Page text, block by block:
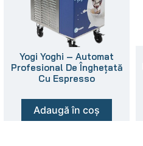
Yogi Yoghi – Automat
Profesional De Înghețată
Cu Espresso
Adaugă în coș